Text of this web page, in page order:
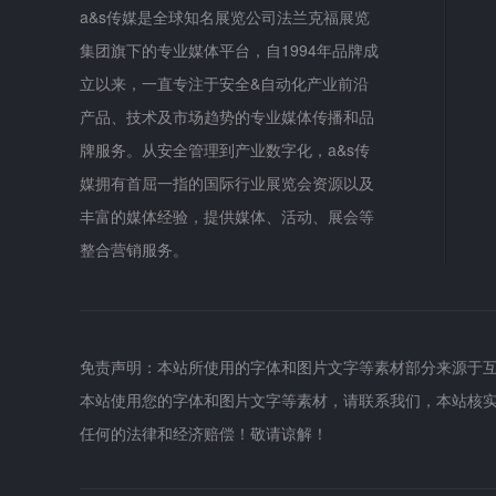
a&s传媒是全球知名展览公司法兰克福展览
集团旗下的专业媒体平台，自1994年品牌成
立以来，一直专注于安全&自动化产业前沿
产品、技术及市场趋势的专业媒体传播和品
牌服务。从安全管理到产业数字化，a&s传
媒拥有首屈一指的国际行业展览会资源以及
丰富的媒体经验，提供媒体、活动、展会等
整合营销服务。
免责声明：本站所使用的字体和图片文字等素材部分来源
本站使用您的字体和图片文字等素材，请联系我们，本站
任何的法律和经济赔偿！敬请谅解！